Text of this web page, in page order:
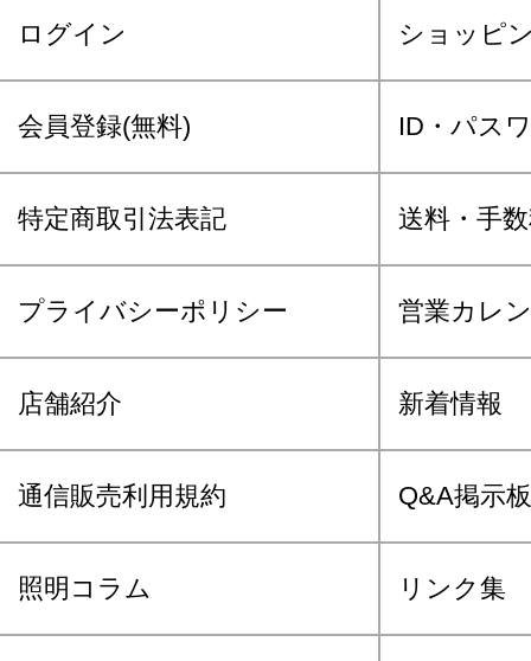
ログイン ショッピ
会員登録(無料) ID・パス
特定商取引法表記 送料・手
プライバシーポリシー 営業カレ
店舗紹介 新着情報
通信販売利用規約 Q&A掲示板
照明コラム リンク集